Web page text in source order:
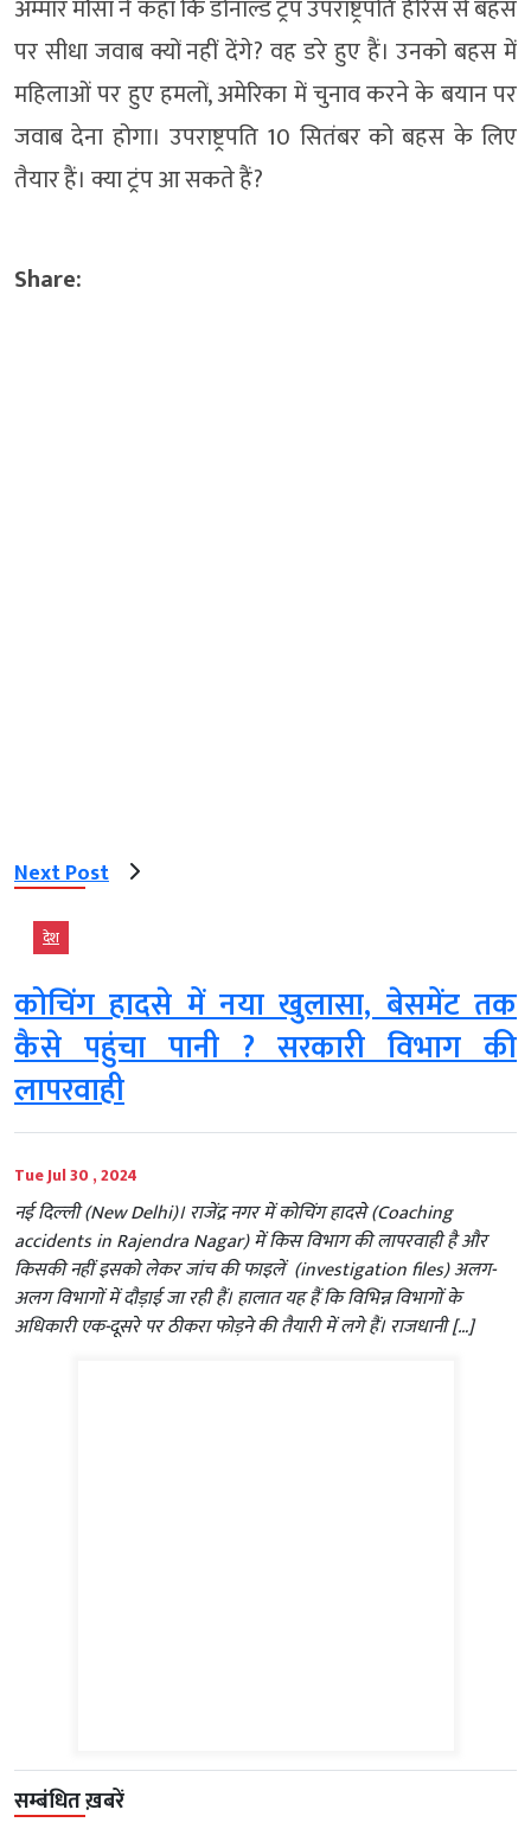
अम्मार मौसा ने कहा कि डोनाल्ड ट्रंप उपराष्ट्रपति हैरिस से बहस
पर सीधा जवाब क्यों नहीं देंगे? वह डरे हुए हैं। उनको बहस में
महिलाओं पर हुए हमलों, अमेरिका में चुनाव करने के बयान पर
जवाब देना होगा। उपराष्ट्रपति 10 सितंबर को बहस के लिए
तैयार हैं। क्या ट्रंप आ सकते हैं?
Share:
Next Post
देश
कोचिंग हादसे में नया खुलासा, बेसमेंट तक
कैसे पहुंचा पानी ? सरकारी विभाग की
लापरवाही
Tue Jul 30 , 2024
नई दिल्‍ली (New Delhi)। राजेंद्र नगर में कोचिंग हादसे (Coaching
accidents in Rajendra Nagar) में किस विभाग की लापरवाही है और
किसकी नहीं इसको लेकर जांच की फाइलें (investigation files) अलग-
अलग विभागों में दौड़ाई जा रही हैं। हालात यह हैं कि विभिन्न विभागों के
अधिकारी एक-दूसरे पर ठीकरा फोड़ने की तैयारी में लगे हैं। राजधानी […]
सम्बंधित ख़बरें